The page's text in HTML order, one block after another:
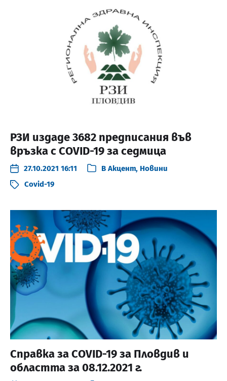
РЗИ издаде 3682 предписания във
връзка с COVID-19 за седмица
27.10.2021 16:11 В Акцент, Новини
Covid-19
Справка за COVID-19 за Пловдив и
областта за 08.12.2021 г.